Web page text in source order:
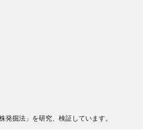
発掘法」を研究、検証しています。